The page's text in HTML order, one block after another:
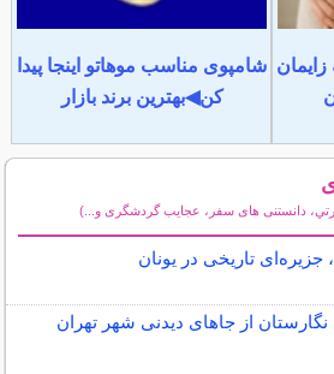
شامپوی مناسب موهاتو اینجا پیدا
کن◀بهترین برند بازار
دانستنی های سفر، عجایب گردشگری و...)
جزیره‌ای تاریخی در یونان
از جاهای دیدنی شهر تهران